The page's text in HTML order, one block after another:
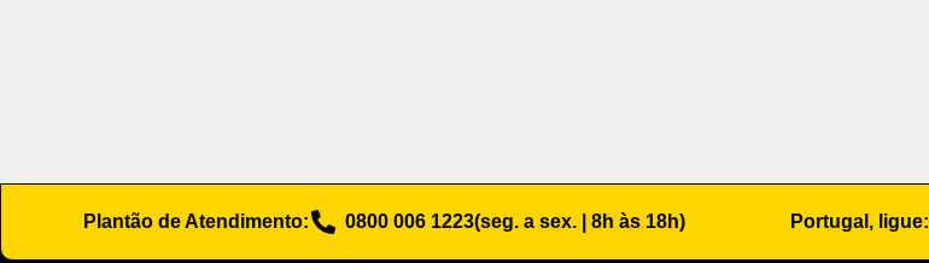
Plantão de Atendimento: 0800 006 1223(seg. a sex. | 8h às 18h) Portugal, ligue: